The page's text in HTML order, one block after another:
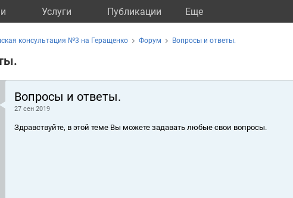
Услуги Публикации Eще
консультация №3 на Геращенко Форум Вопросы и ответы.
Вопросы и ответы.
27 сен 2019
Здравствуйте, в этой теме Вы можете задавать любые свои вопросы.